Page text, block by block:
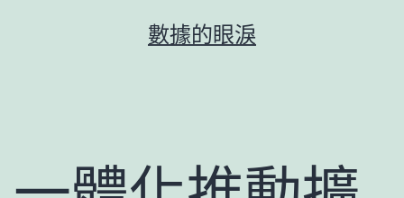
數據的眼淚